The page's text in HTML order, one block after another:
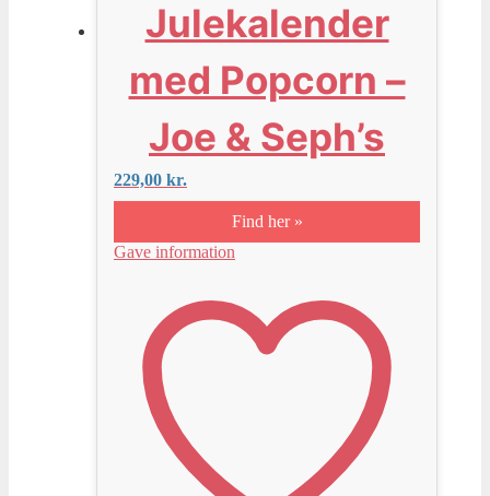
Julekalender
med Popcorn –
Joe & Seph’s
229,00 kr.
Find her »
Gave information